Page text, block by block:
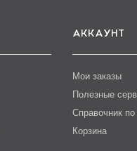
АККАУНТ
Мои заказы
Полезные
Справочник по
Корзина